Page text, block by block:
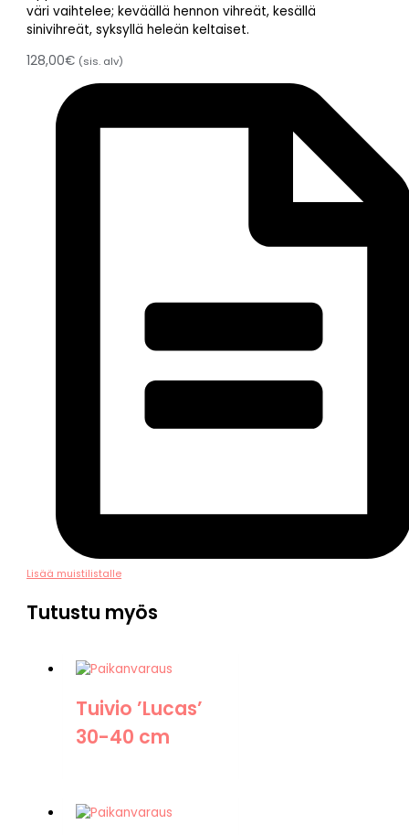
väri vaihtelee; keväällä hennon vihreät, kesällä
sinivihreät, syksyllä heleän keltaiset.
128,00€ (sis. alv)
Lisää muistilistalle
Tutustu myös
Tuivio ’Lucas’
30-40 cm